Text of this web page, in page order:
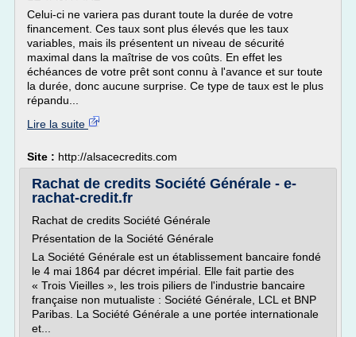
Celui-ci ne variera pas durant toute la durée de votre
financement. Ces taux sont plus élevés que les taux
variables, mais ils présentent un niveau de sécurité
maximal dans la maîtrise de vos coûts. En effet les
échéances de votre prêt sont connu à l'avance et sur toute
la durée, donc aucune surprise. Ce type de taux est le plus
répandu...
Lire la suite
Site : http://alsacecredits.com
Rachat de credits Société Générale - e-
rachat-credit.fr
Rachat de credits Société Générale
Présentation de la Société Générale
La Société Générale est un établissement bancaire fondé
le 4 mai 1864 par décret impérial. Elle fait partie des
« Trois Vieilles », les trois piliers de l'industrie bancaire
française non mutualiste : Société Générale, LCL et BNP
Paribas. La Société Générale a une portée internationale
et...